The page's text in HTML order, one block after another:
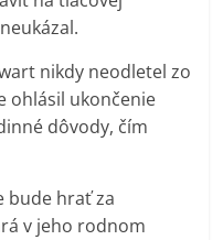
nikdy neodletel zo
ohlásil ukončenie
dôvody, čím
bude hrať za
v jeho rodnom